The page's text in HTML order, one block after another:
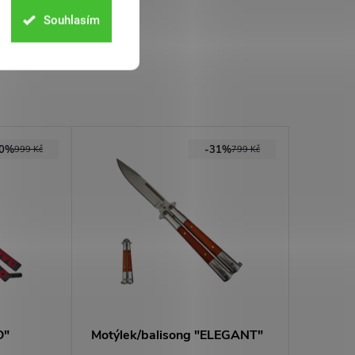
Souhlasím
999 Kč 799 Kč
-31%
Motýlek/balisong "ELEGANT"